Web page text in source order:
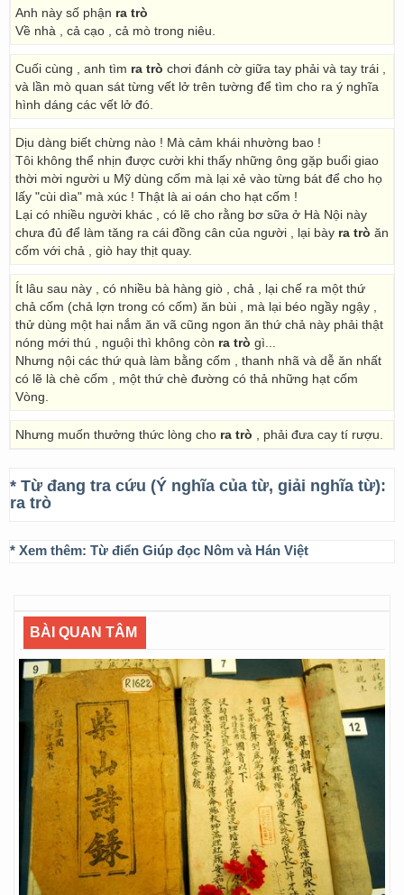
Anh này số phận ra trò
Về nhà , cả cạo , cả mò trong niêu.
Cuối cùng , anh tìm ra trò chơi đánh cờ giữa tay phải và tay trái ,
và lần mò quan sát từng vết lở trên tường để tìm cho ra ý nghĩa
hình dáng các vết lở đó.
Dịu dàng biết chừng nào ! Mà cảm khái nhường bao !
Tôi không thể nhịn được cười khi thấy những ông gặp buổi giao
thời mời người u Mỹ dùng cốm mà lại xẻ vào từng bát để cho họ
lấy "cùi dìa" mà xúc ! Thật là ai oán cho hạt cốm !
Lại có nhiều người khác , có lẽ cho rằng bơ sữa ở Hà Nội này
chưa đủ để làm tăng ra cái đồng cân của người , lại bày ra trò ăn
cốm với chả , giò hay thịt quay.
Ít lâu sau này , có nhiều bà hàng giò , chả , lại chế ra một thứ
chả cốm (chả lợn trong có cốm) ăn bùi , mà lại béo ngầy ngậy ,
thử dùng một hai nắm ăn vã cũng ngon ăn thứ chả này phải thật
nóng mới thú , nguội thì không còn ra trò gì...
Nhưng nội các thứ quà làm bằng cốm , thanh nhã và dễ ăn nhất
có lẽ là chè cốm , một thứ chè đường có thả những hạt cốm
Vòng.
Nhưng muốn thưởng thức lòng cho ra trò , phải đưa cay tí rượu.
* Từ đang tra cứu (Ý nghĩa của từ, giải nghĩa từ):
ra trò
* Xem thêm: Từ điển Giúp đọc Nôm và Hán Việt
BÀI QUAN TÂM